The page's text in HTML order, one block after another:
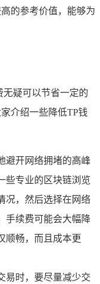
的参考价值，能够为
疑可以节省一定的
介绍一些降低TP钱
避开网络拥堵的高峰
些专业的区块链浏览
况，然后选择在网络
手续费可能会大幅降
顺畅，而且成本更
易时，要尽量减少交